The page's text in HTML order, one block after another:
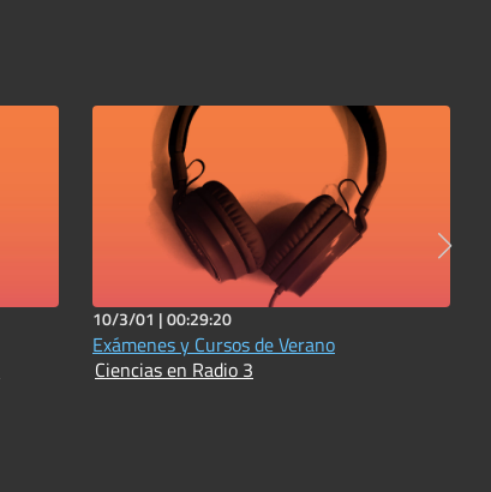
10/3/01 |00:29:20
Exámenes y Cursos de Verano
Ciencias en Radio 3